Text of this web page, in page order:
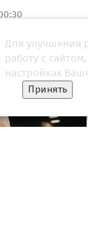
Для улучшения
работу с
настройках
Принять